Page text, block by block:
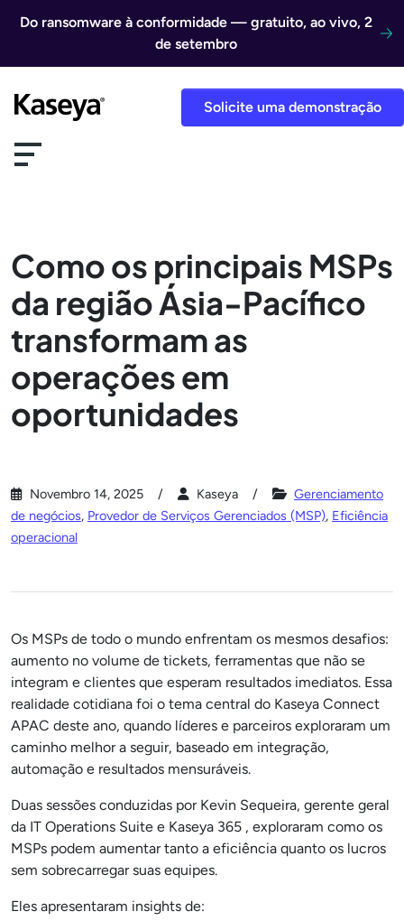
Do ransomware à conformidade — gratuito, ao vivo, 2
de setembro
Solicite uma demonstração
Como os principais MSPs
da região Ásia-Pacífico
transformam as
operações em
oportunidades
Novembro 14, 2025 Kaseya
Gerenciamento
de negócios, Provedor de Serviços Gerenciados (MSP), Eficiência
operacional
Os MSPs de todo o mundo enfrentam os mesmos desafios:
aumento no volume de tickets, ferramentas que não se
integram e clientes que esperam resultados imediatos. Essa
realidade cotidiana foi o tema central do Kaseya Connect
APAC deste ano, quando líderes e parceiros exploraram um
caminho melhor a seguir, baseado em integração,
automação e resultados mensuráveis.
Duas sessões conduzidas por Kevin Sequeira, gerente geral
da IT Operations Suite e Kaseya 365 , exploraram como os
MSPs podem aumentar tanto a eficiência quanto os lucros
sem sobrecarregar suas equipes.
Eles apresentaram insights de: